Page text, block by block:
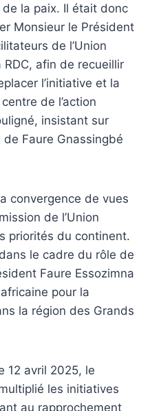
de la paix. Il était donc
Monsieur le Président
de l’Union
RDC, afin de recueillir
l’initiative et la
de l’action
insistant sur
de Faure Gnassingbé
convergence de vues
de l’Union
priorités du continent.
le cadre du rôle de
Faure Essozimna
pour la
la région des Grands
12 avril 2025, le
les initiatives
au rapprochement